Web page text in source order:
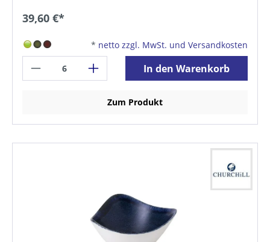
39,60 €*
* netto zzgl. MwSt. und Versandkosten
In den Warenkorb
Zum Produkt